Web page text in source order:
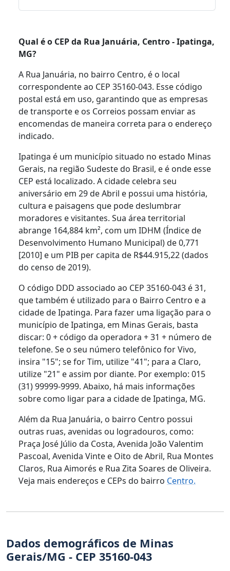
Qual é o CEP da Rua Januária, Centro - Ipatinga,
MG?
A Rua Januária, no bairro Centro, é o local
correspondente ao CEP 35160-043. Esse código
postal está em uso, garantindo que as empresas
de transporte e os Correios possam enviar as
encomendas de maneira correta para o endereço
indicado.
Ipatinga é um município situado no estado Minas
Gerais, na região Sudeste do Brasil, e é onde esse
CEP está localizado. A cidade celebra seu
aniversário em 29 de Abril e possui uma história,
cultura e paisagens que pode deslumbrar
moradores e visitantes. Sua área territorial
abrange 164,884 km², com um IDHM (Índice de
Desenvolvimento Humano Municipal) de 0,771
[2010] e um PIB per capita de R$44.915,22 (dados
do censo de 2019).
O código DDD associado ao CEP 35160-043 é 31,
que também é utilizado para o Bairro Centro e a
cidade de Ipatinga. Para fazer uma ligação para o
município de Ipatinga, em Minas Gerais, basta
discar: 0 + código da operadora + 31 + número de
telefone. Se o seu número telefônico for Vivo,
insira "15"; se for Tim, utilize "41"; para a Claro,
utilize "21" e assim por diante. Por exemplo: 015
(31) 99999-9999. Abaixo, há mais informações
sobre como ligar para a cidade de Ipatinga, MG.
Além da Rua Januária, o bairro Centro possui
outras ruas, avenidas ou logradouros, como:
Praça José Júlio da Costa, Avenida João Valentim
Pascoal, Avenida Vinte e Oito de Abril, Rua Montes
Claros, Rua Aimorés e Rua Zita Soares de Oliveira.
Veja mais endereços e CEPs do bairro Centro.
Dados demográficos de Minas
Gerais/MG - CEP 35160-043